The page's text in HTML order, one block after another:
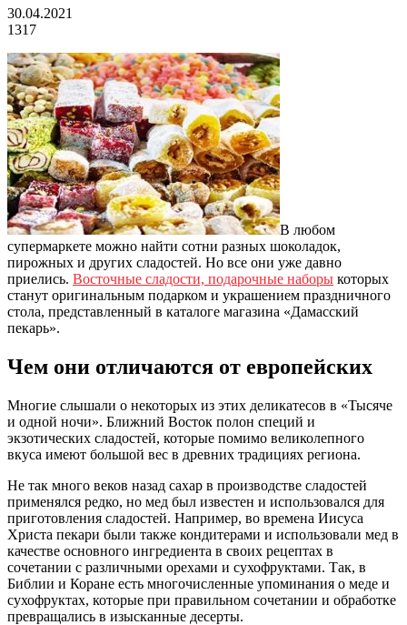
30.04.2021
1317
В любом
супермаркете можно найти сотни разных шоколадок,
пирожных и других сладостей. Но все они уже давно
приелись. Восточные сладости, подарочные наборы которых
станут оригинальным подарком и украшением праздничного
стола, представленный в каталоге магазина «Дамасский
пекарь».
Чем они отличаются от европейских
Многие слышали о некоторых из этих деликатесов в «Тысяче
и одной ночи». Ближний Восток полон специй и
экзотических сладостей, которые помимо великолепного
вкуса имеют большой вес в древних традициях региона.
Не так много веков назад сахар в производстве сладостей
применялся редко, но мед был известен и использовался для
приготовления сладостей. Например, во времена Иисуса
Христа пекари были также кондитерами и использовали мед в
качестве основного ингредиента в своих рецептах в
сочетании с различными орехами и сухофруктами. Так, в
Библии и Коране есть многочисленные упоминания о меде и
сухофруктах, которые при правильном сочетании и обработке
превращались в изысканные десерты.